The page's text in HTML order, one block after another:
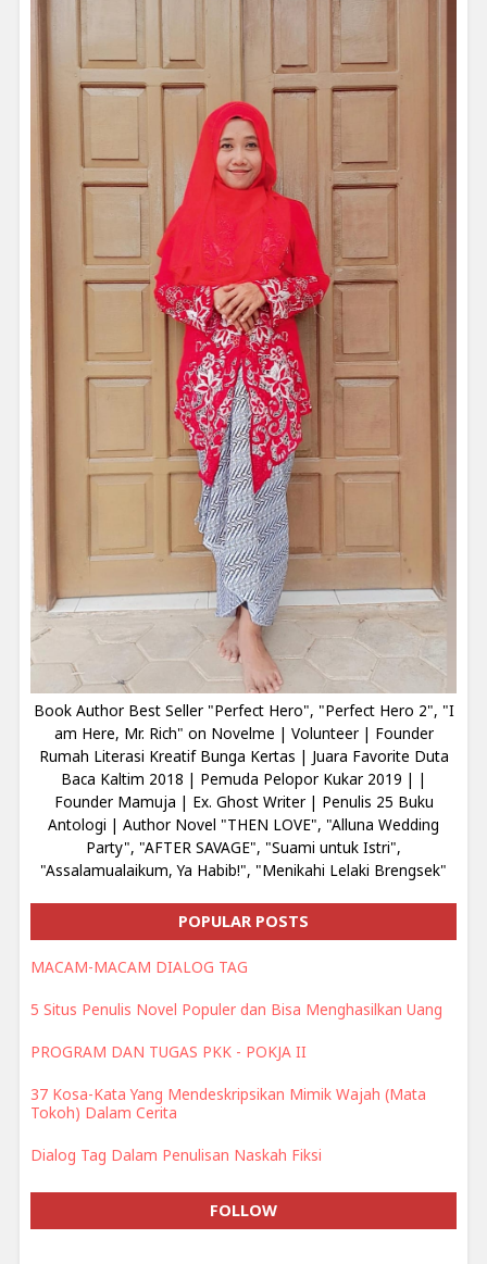
Book Author Best Seller "Perfect Hero", "Perfect Hero 2", "I
am Here, Mr. Rich" on Novelme | Volunteer | Founder
Rumah Literasi Kreatif Bunga Kertas | Juara Favorite Duta
Baca Kaltim 2018 | Pemuda Pelopor Kukar 2019 | |
Founder Mamuja | Ex. Ghost Writer | Penulis 25 Buku
Antologi | Author Novel "THEN LOVE", "Alluna Wedding
Party", "AFTER SAVAGE", "Suami untuk Istri",
"Assalamualaikum, Ya Habib!", "Menikahi Lelaki Brengsek"
POPULAR POSTS
MACAM-MACAM DIALOG TAG
5 Situs Penulis Novel Populer dan Bisa Menghasilkan Uang
PROGRAM DAN TUGAS PKK - POKJA II
37 Kosa-Kata Yang Mendeskripsikan Mimik Wajah (Mata
Tokoh) Dalam Cerita
Dialog Tag Dalam Penulisan Naskah Fiksi
FOLLOW